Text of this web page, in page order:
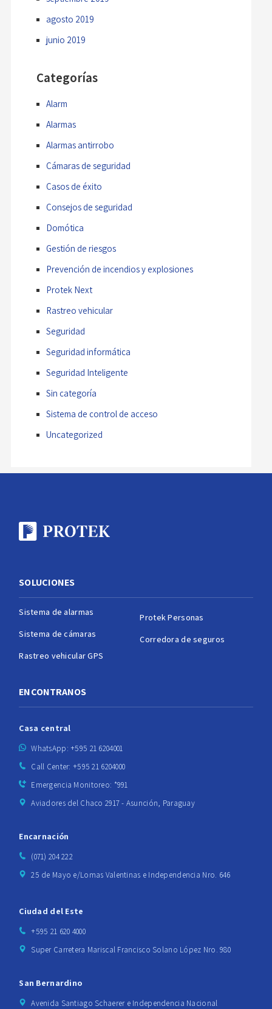
agosto 2019
junio 2019
Categorías
Alarm
Alarmas
Alarmas antirrobo
Cámaras de seguridad
Casos de éxito
Consejos de seguridad
Domótica
Gestión de riesgos
Prevención de incendios y explosiones
Protek Next
Rastreo vehicular
Seguridad
Seguridad informática
Seguridad Inteligente
Sin categoría
Sistema de control de acceso
Uncategorized
SOLUCIONES
Sistema de alarmas
Sistema de cámaras
Rastreo vehicular GPS
Protek Personas
Corredora de seguros
ENCONTRANOS
Casa central
WhatsApp: +595 21 6204001
Call Center: +595 21 6204000
Emergencia Monitoreo: *991
Aviadores del Chaco 2917 - Asunción, Paraguay
Encarnación
(071) 204 222
25 de Mayo e/Lomas Valentinas e Independencia Nro. 646
Ciudad del Este
+595 21 620 4000
Super Carretera Mariscal Francisco Solano López Nro. 980
San Bernardino
Avenida Santiago Schaerer e Independencia Nacional